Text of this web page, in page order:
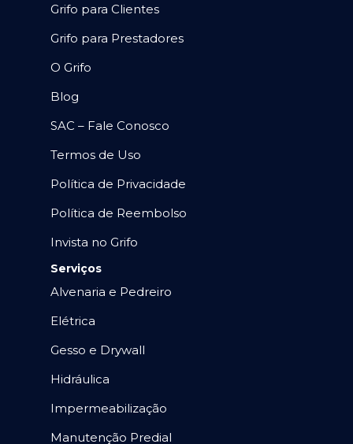
Grifo para Clientes
Grifo para Prestadores
O Grifo
Blog
SAC – Fale Conosco
Termos de Uso
Política de Privacidade
Política de Reembolso
Invista no Grifo
Serviços
Alvenaria e Pedreiro
Elétrica
Gesso e Drywall
Hidráulica
Impermeabilização
Manutenção Predial